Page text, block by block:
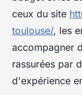
ceux du site
toulouse/, les
accompagner
rassurées par
d'expérience